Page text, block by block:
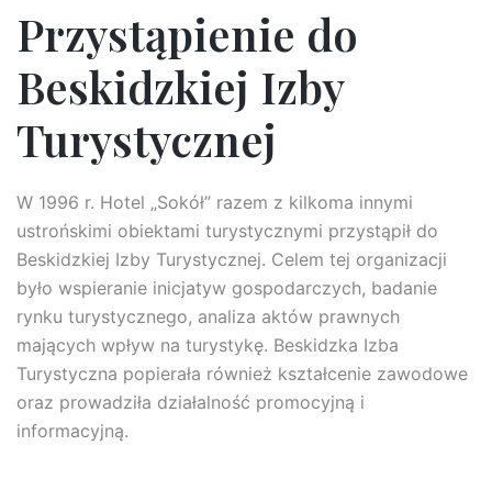
Przystąpienie do
Beskidzkiej Izby
Turystycznej
W 1996 r. Hotel „Sokół” razem z kilkoma innymi
ustrońskimi obiektami turystycznymi przystąpił do
Beskidzkiej Izby Turystycznej. Celem tej organizacji
było wspieranie inicjatyw gospodarczych, badanie
rynku turystycznego, analiza aktów prawnych
mających wpływ na turystykę. Beskidzka Izba
Turystyczna popierała również kształcenie zawodowe
oraz prowadziła działalność promocyjną i
informacyjną.